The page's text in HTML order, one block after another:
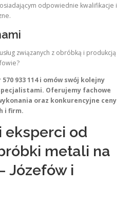
odpowiednie kwalifikacje i
związanych z obróbką i produkcją
933 114 i omów swój kolejny
Oferujemy fachowe
oraz konkurencyjne ceny
i firm.
eksperci od
metali na
Józefów i